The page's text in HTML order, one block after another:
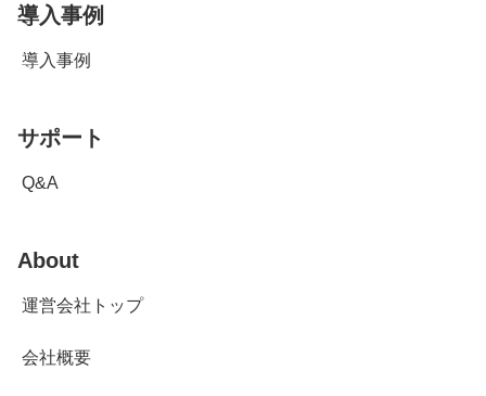
導入事例
導入事例
サポート
Q&A
About
運営会社トップ
会社概要